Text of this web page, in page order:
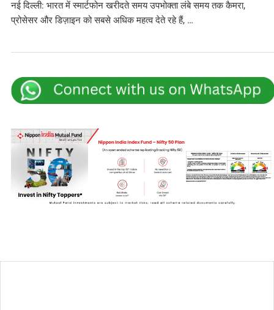
नई दिल्ली: भारत में स्मार्टफोन खरीदते समय उपभोक्ता लंबे समय तक कैमरा,
प्रोसेसर और डिज़ाइन को सबसे अधिक महत्व देते रहे हैं, …